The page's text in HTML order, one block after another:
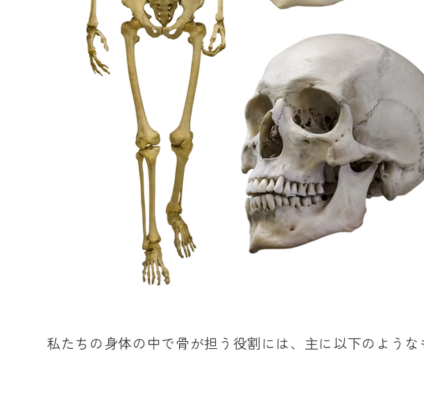
私たちの身体の中で骨が担う役割には、主に以下のような